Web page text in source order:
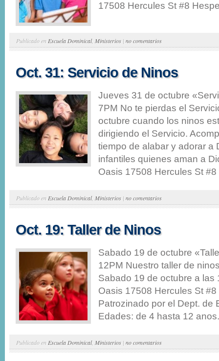
17508 Hercules St #8
Publicado en Escuela Dominical, Ministerios | no comentarios
Oct. 31: Servicio de Ninos
Jueves 31 de octubre
7PM No te pierdas el
octubre cuando los ninos
dirigiendo el Servicio.
tiempo de alabar y adorar a
infantiles quienes aman a
Oasis 17508 Hercules St #8
Publicado en Escuela Dominical, Ministerios | no comentarios
Oct. 19: Taller de Ninos
Sabado 19 de octubre
12PM Nuestro taller de
Sabado 19 de octubre a las
Oasis 17508 Hercules St
Patrozinado por el Dept. de
Edades: de 4 hasta 12
Publicado en Escuela Dominical, Ministerios | no comentarios